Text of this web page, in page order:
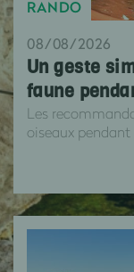
RANDO
08/08/2026
Un geste
faune
Les
oiseaux pendant